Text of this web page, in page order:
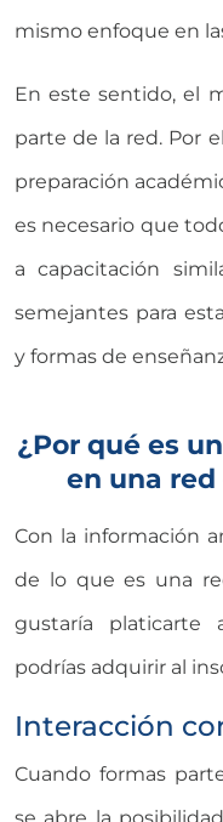
mismo enfoque en
En este sentido, el
parte de la red. Por
preparación
es necesario que
a capacitación
semejantes para
y formas de
¿Por qué es
en una
Con la información
de lo que es una
gustaría platicarte
podrías adquirir al
Interacción
Cuando formas
se abre la